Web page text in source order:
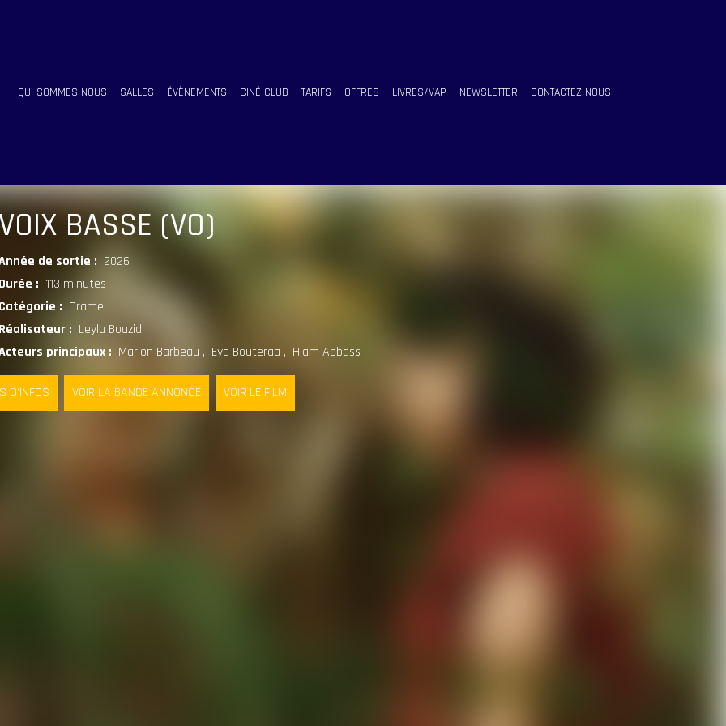
QUI SOMMES-NOUS SALLES ÉVÈNEMENTS CINÉ-CLUB TARIFS OFFRES LIVRES/VAP NEWSLETTER CONTACTEZ-NOUS
BASSE (VO)
de sortie : 2026
: 113 minutes
: Drame
: Leyla Bouzid
principaux : Marion Barbeau , Eya Bouteraa , Hiam Abbass ,
D'INFOS VOIR LA BANDE ANNONCE VOIR LE FILM